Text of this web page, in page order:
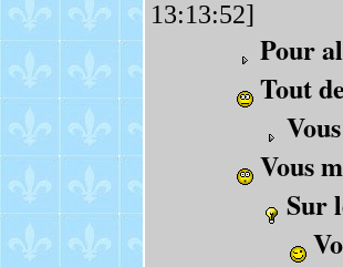
13:13:52]
Pour
Tout
Vous
Sur